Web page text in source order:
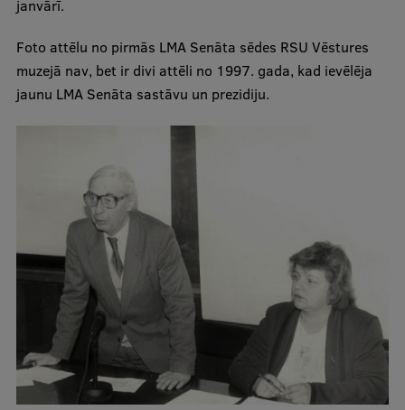
Reitingi
Virtuālā tūre
Ilgtspējīga attīstība
Suvenīri un grāmatas
Mūžizglītība
Ētikas un līdztiesības mācības
Atvērtā universitāte
Sagatavošanas kursi
janvārī.
Foto attēlu no pirmās LMA Senāta sēdes RSU Vēstures
muzejā nav, bet ir divi attēli no 1997. gada, kad ievēlēja
jaunu LMA Senāta sastāvu un prezidiju.